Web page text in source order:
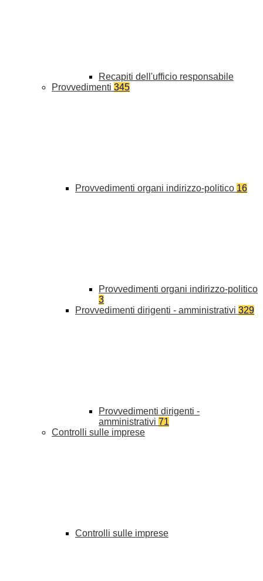
Recapiti dell'ufficio responsabile
Provvedimenti 345
Provvedimenti organi indirizzo-politico 16
Provvedimenti organi indirizzo-politico
3
Provvedimenti dirigenti - amministrativi 329
Provvedimenti dirigenti -
amministrativi 71
Controlli sulle imprese
Controlli sulle imprese